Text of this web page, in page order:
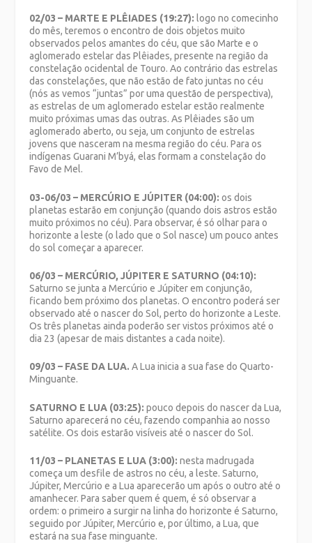
02/03 – MARTE E PLÊIADES (19:27): logo no comecinho
do mês, teremos o encontro de dois objetos muito
observados pelos amantes do céu, que são Marte e o
aglomerado estelar das Plêiades, presente na região da
constelação ocidental de Touro. Ao contrário das estrelas
das constelações, que não estão de fato juntas no céu
(nós as vemos “juntas” por uma questão de perspectiva),
as estrelas de um aglomerado estelar estão realmente
muito próximas umas das outras. As Plêiades são um
aglomerado aberto, ou seja, um conjunto de estrelas
jovens que nasceram na mesma região do céu. Para os
indígenas Guarani M’byá, elas formam a constelação do
Favo de Mel.
03-06/03 – MERCÚRIO E JÚPITER (04:00): os dois
planetas estarão em conjunção (quando dois astros estão
muito próximos no céu). Para observar, é só olhar para o
horizonte a leste (o lado que o Sol nasce) um pouco antes
do sol começar a aparecer.
06/03 – MERCÚRIO, JÚPITER E SATURNO (04:10):
Saturno se junta a Mercúrio e Júpiter em conjunção,
ficando bem próximo dos planetas. O encontro poderá ser
observado até o nascer do Sol, perto do horizonte a Leste.
Os três planetas ainda poderão ser vistos próximos até o
dia 23 (apesar de mais distantes a cada noite).
09/03 – FASE DA LUA. A Lua inicia a sua fase do Quarto-
Minguante.
SATURNO E LUA (03:25): pouco depois do nascer da Lua,
Saturno aparecerá no céu, fazendo companhia ao nosso
satélite. Os dois estarão visíveis até o nascer do Sol.
11/03 – PLANETAS E LUA (3:00): nesta madrugada
começa um desfile de astros no céu, a leste. Saturno,
Júpiter, Mercúrio e a Lua aparecerão um após o outro até o
amanhecer. Para saber quem é quem, é só observar a
ordem: o primeiro a surgir na linha do horizonte é Saturno,
seguido por Júpiter, Mercúrio e, por último, a Lua, que
estará na sua fase minguante.